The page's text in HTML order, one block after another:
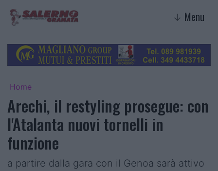
↓ Menu
Home
Arechi, il restyling prosegue: con
l'Atalanta nuovi tornelli in
funzione
a partire dalla gara con il Genoa sarà attivo